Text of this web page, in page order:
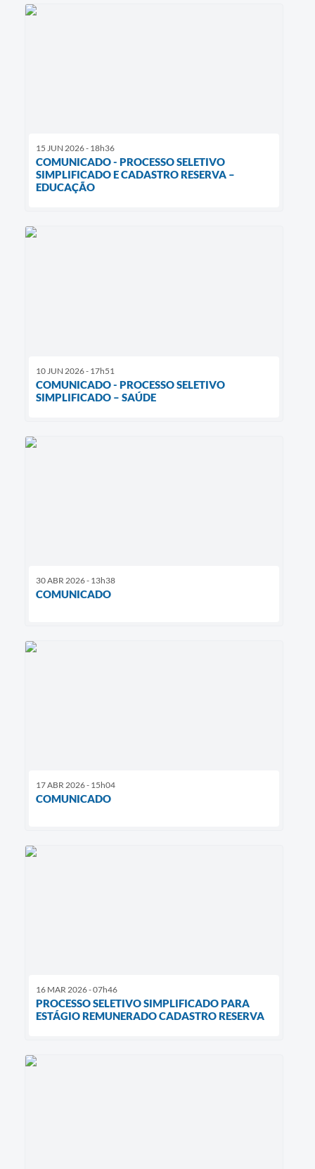
15 JUN 2026 - 18h36
COMUNICADO - PROCESSO SELETIVO
SIMPLIFICADO E CADASTRO RESERVA –
EDUCAÇÃO
10 JUN 2026 - 17h51
COMUNICADO - PROCESSO SELETIVO
SIMPLIFICADO – SAÚDE
30 ABR 2026 - 13h38
COMUNICADO
17 ABR 2026 - 15h04
COMUNICADO
16 MAR 2026 - 07h46
PROCESSO SELETIVO SIMPLIFICADO PARA
ESTÁGIO REMUNERADO CADASTRO RESERVA